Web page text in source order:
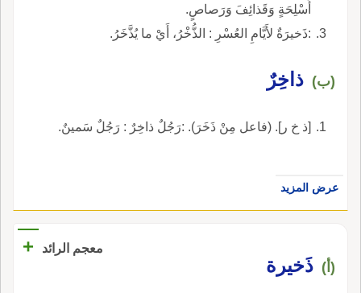
أَسْلِحَةٍ وَقَذائِفَ وَرَصاصٍ.
:ذَخيرَةٌ لأَيَّامِ العُسْرِ : الذُّخْرُ، أَيْ ما يُذَّخَرُ.
(ب) ذاخِرٌ
[ذ خ ر]. (فاعل مِنْ ذَخَرَ). :رَجُلٌ ذاخِرٌ : رَجُلٌ سَمينٌ.
عرض المزيد
معجم الرائد +
(أ) ذَخيرة